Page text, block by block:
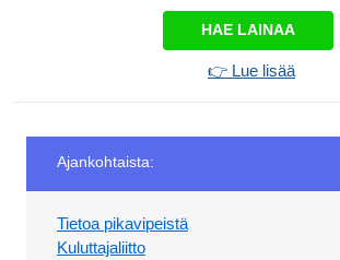
HAE LAINAA
👉 Lue lisää
Ajankohtaista:
Tietoa pikavipeistä
Kuluttajaliitto